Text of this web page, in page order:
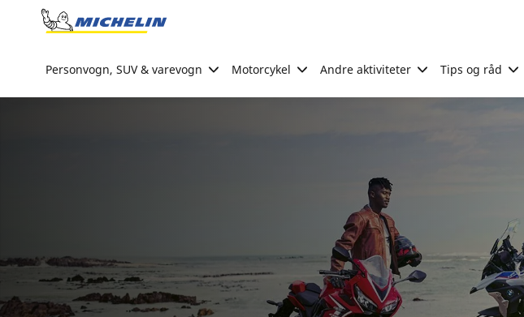
Go to page content
Personvogn, SUV & varevogn Motorcykel Andre aktiviteter Tips og råd